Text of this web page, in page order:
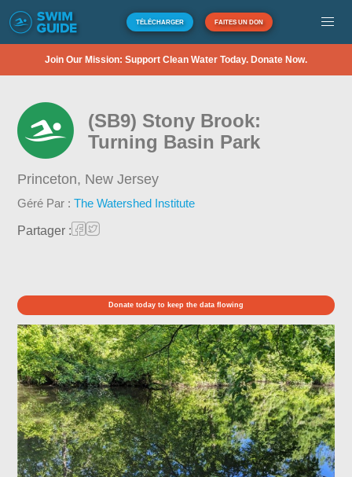
TÉLÉCHARGER FAITES UN DON
Join Our Mission: Support Clean Water Today. Donate Now.
(SB9) Stony Brook:
Turning Basin Park
Princeton, New Jersey
Géré Par :The Watershed Institute
Partager :
Donate today to keep the data flowing